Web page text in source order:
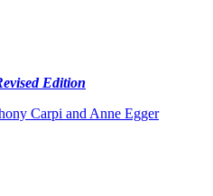
Edition
Carpi and Anne Egger